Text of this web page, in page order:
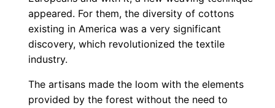
appeared. For them, the diversity of cottons
existing in America was a very significant
discovery, which revolutionized the textile
industry.
The artisans made the loom with the elements
provided by the forest without the need to